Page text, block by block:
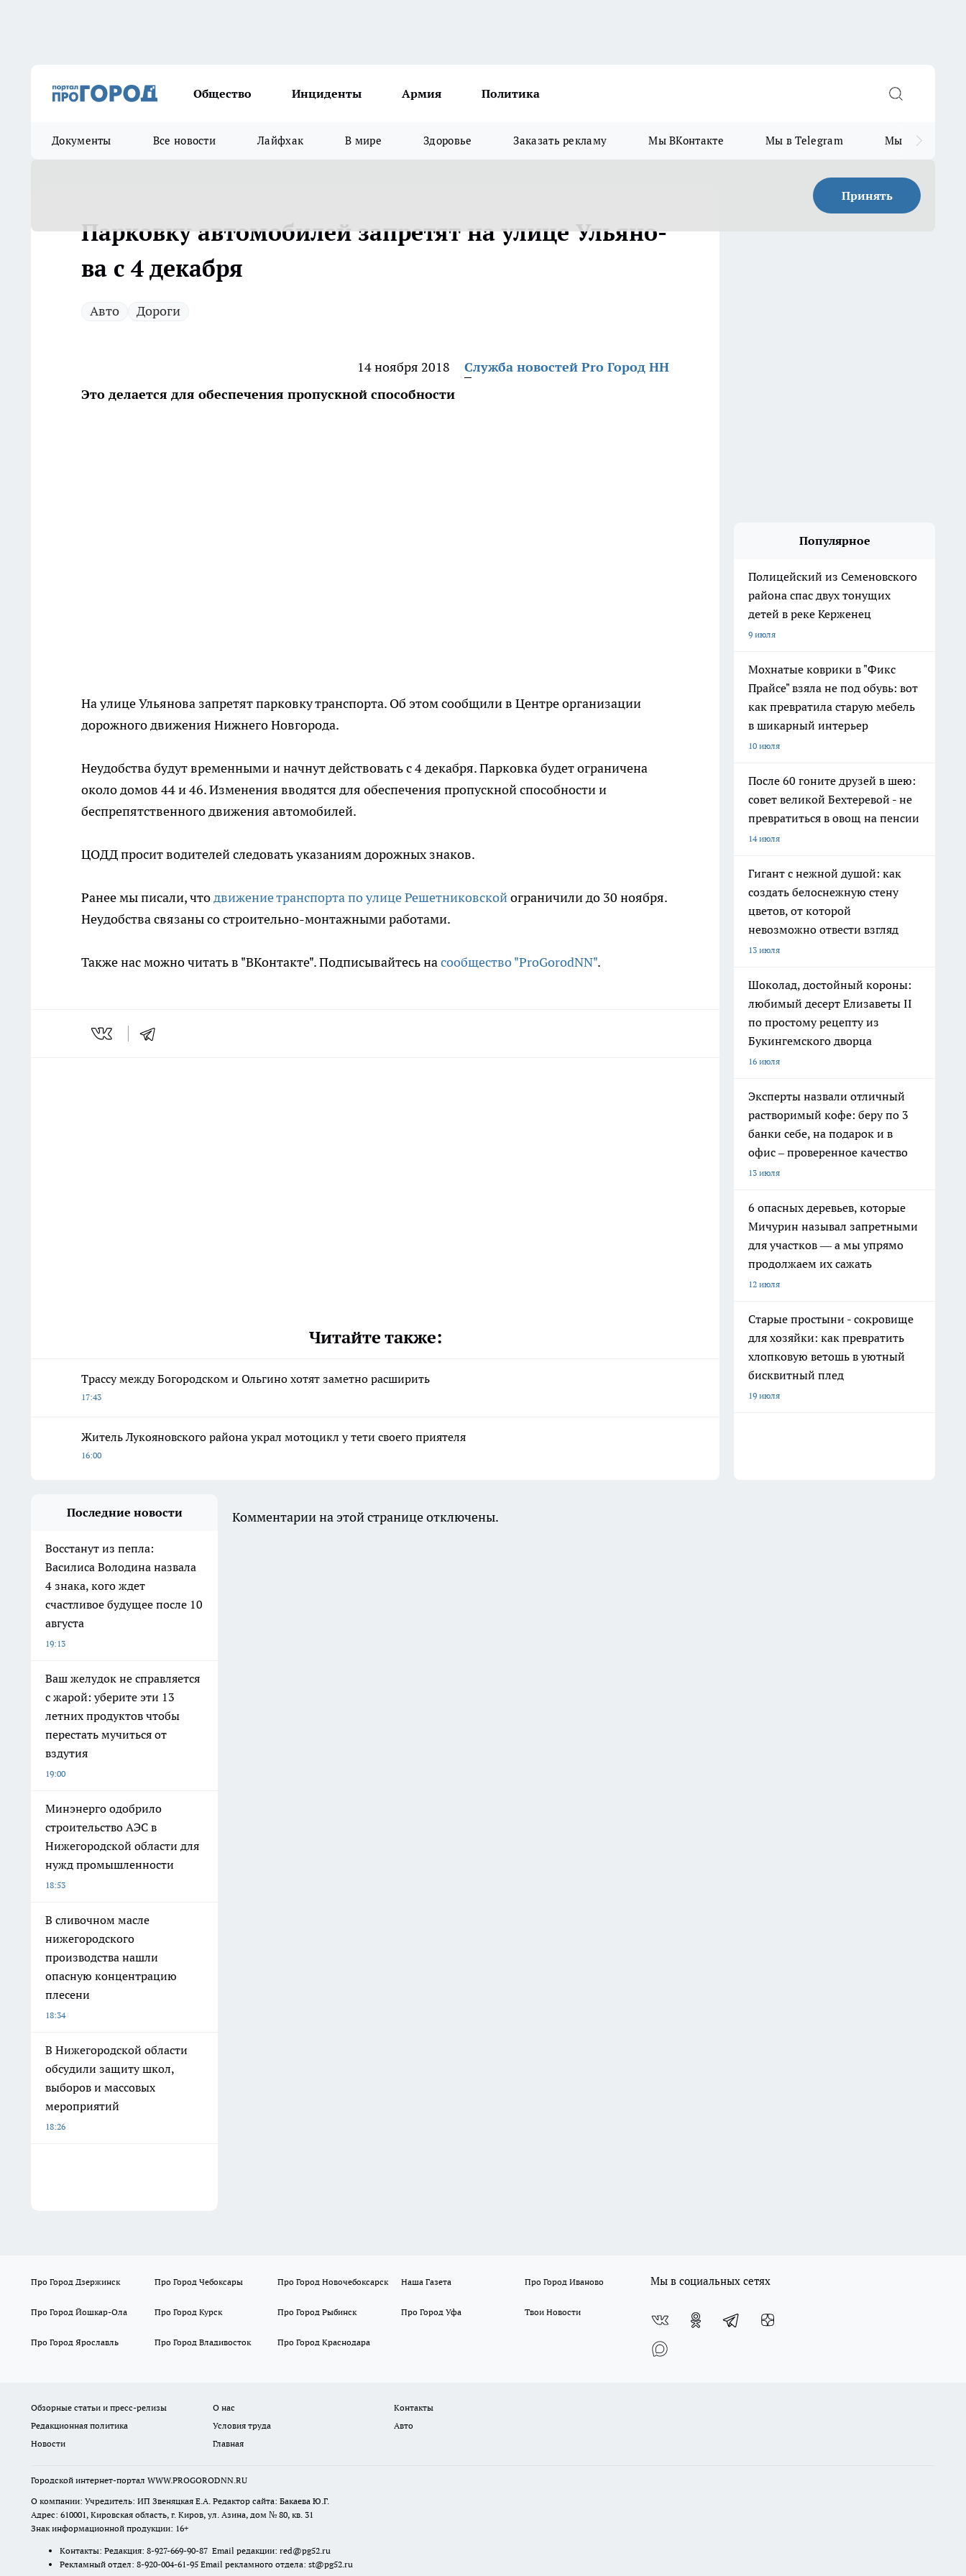
Общество Инциденты Армия Политика
Документы Все новости Лайфхак В мире Здоровье Заказать рекламу Мы ВКонтакте Мы в Telegram Мы в MAX
Принять
Пар­ков­ку ав­то­мо­би­лей за­пре­тят на ули­це Улья­но­
ва с 4 де­каб­ря
Авто Дороги
14 ноября 2018
Служба новостей Pro Город НН
Это делается для обеспечения пропускной способности
На улице Ульянова запретят парковку транспорта. Об этом сообщили в Центре организации
дорожного движения Нижнего Новгорода.
Неудобства будут временными и начнут действовать с 4 декабря. Парковка будет ограничена
около домов 44 и 46. Изменения вводятся для обеспечения пропускной способности и
беспрепятственного движения автомобилей.
ЦОДД просит водителей следовать указаниям дорожных знаков.
Ранее мы писали, чтодвижение транспорта по улице Решетниковскойограничили до 30 ноября.
Неудобства связаны со строительно-монтажными работами.
Также нас можно читать в "ВКонтакте". Подписывайтесь насообщество "ProGorodNN".
Читайте также:
Трассу между Богородском и Ольгино хотят заметно расширить
17:43
Житель Лукояновского района украл мотоцикл у тети своего приятеля
16:00
Популярное
Полицейский из Семеновского
района спас двух тонущих
детей в реке Керженец
9 июля
Мохнатые коврики в "Фикс
Прайсе" взяла не под обувь: вот
как превратила старую мебель
в шикарный интерьер
10 июля
После 60 гоните друзей в шею:
совет великой Бехтеревой - не
превратиться в овощ на пенсии
14 июля
Гигант с нежной душой: как
создать белоснежную стену
цветов, от которой
невозможно отвести взгляд
13 июля
Шоколад, достойный короны:
любимый десерт Елизаветы II
по простому рецепту из
Букингемского дворца
16 июля
Эксперты назвали отличный
растворимый кофе: беру по 3
банки себе, на подарок и в
офис – проверенное качество
13 июля
6 опасных деревьев, которые
Мичурин называл запретными
для участков — а мы упрямо
продолжаем их сажать
12 июля
Старые простыни - сокровище
для хозяйки: как превратить
хлопковую ветошь в уютный
бисквитный плед
19 июля
Последние новости
Восстанут из пепла:
Василиса Володина назвала
4 знака, кого ждет
счастливое будущее после 10
августа
19:13
Ваш желудок не справляется
с жарой: уберите эти 13
летних продуктов чтобы
перестать мучиться от
вздутия
19:00
Минэнерго одобрило
строительство АЭС в
Нижегородской области для
нужд промышленности
18:53
В сливочном масле
нижегородского
производства нашли
опасную концентрацию
плесени
18:34
В Нижегородской области
обсудили защиту школ,
выборов и массовых
мероприятий
18:26
Комментарии на этой странице отключены.
Про Город Дзержинск Про Город Чебоксары Про Город Новочебоксарск Наша Газета Про Город Иваново
Про Город Йошкар-Ола Про Город Курск Про Город Рыбинск Про Город Уфа Твои Новости
Про Город Ярославль Про Город Владивосток Про Город Краснодара
Мы в социальных сетях
Обзорные статьи и пресс-релизы О нас
Контакты
Редакционная политика
Условия труда
Авто
Новости
Главная
Городской интернет-портал WWW.PROGORODNN.RU
О компании: Учредитель: ИП Звеняцкая Е.А. Редактор сайта: Бакаева Ю.Г.
Адрес: 610001, Кировская область, г. Киров, ул. Азина, дом № 80, кв. 31
Знак информационной продукции: 16+
Контакты: Редакция: 8-927-669-90-87 Email редакции: red@pg52.ru
Рекламный отдел: 8-920-004-61-95 Email рекламного отдела: st@pg52.ru